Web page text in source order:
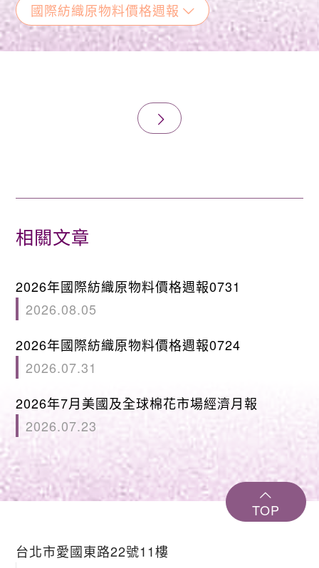
國際紡織原物料價格週報
相關文章
2026年國際紡織原物料價格週報0731
2026.08.05
2026年國際紡織原物料價格週報0724
2026.07.31
2026年7月美國及全球棉花市場經濟月報
2026.07.23
台北市愛國東路22號11樓
TOP